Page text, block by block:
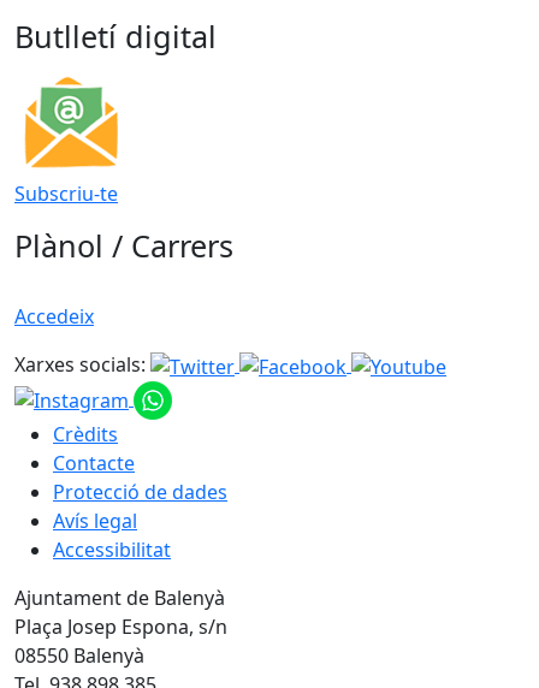
Butlletí digital
Subscriu-te
Plànol / Carrers
Accedeix
Xarxes socials:
Crèdits
Contacte
Protecció de dades
Avís legal
Accessibilitat
Ajuntament de Balenyà
Plaça Josep Espona, s/n
08550 Balenyà